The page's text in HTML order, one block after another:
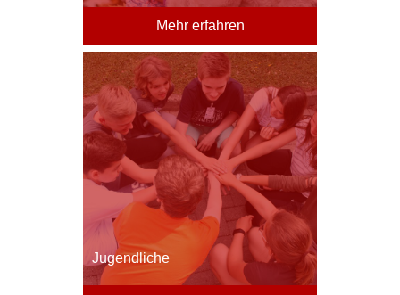
Mehr erfahren
Jugendliche